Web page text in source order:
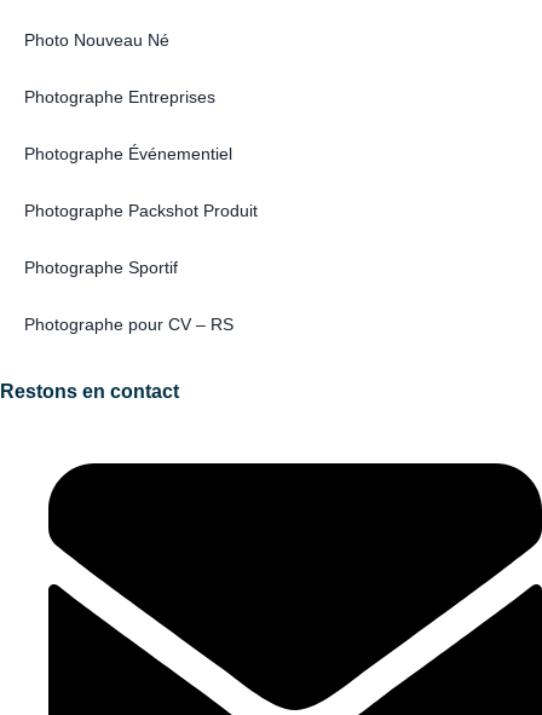
Photo Nouveau Né
Photographe Entreprises
Photographe Événementiel
Photographe Packshot Produit
Photographe Sportif
Photographe pour CV – RS
Restons en contact